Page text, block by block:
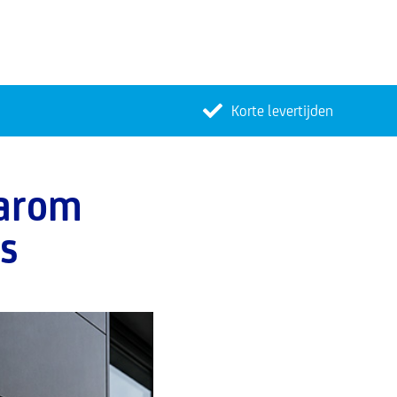
Korte levertijden